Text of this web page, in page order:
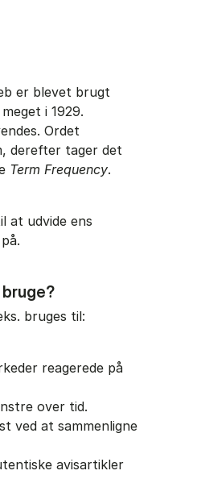
er blevet brugt
i 1929.
Ordet
derefter tager det
Term Frequency.
at udvide ens
bruges til:
reagerede på
over tid.
ved at sammenligne
avisartikler